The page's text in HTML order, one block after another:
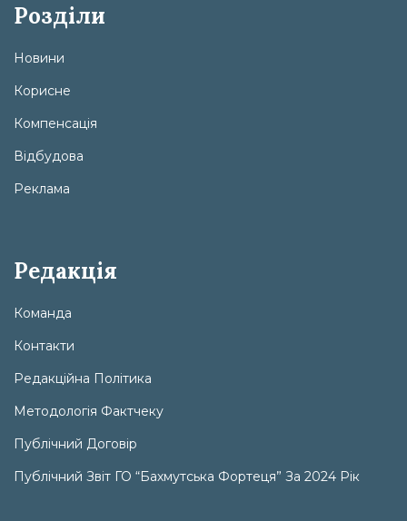
Розділи
Новини
Корисне
Компенсація
Відбудова
Реклама
Редакція
Команда
Контакти
Редакційна Політика
Методологія Фактчеку
Публічний Договір
Публічний Звіт ГО “Бахмутська Фортеця” За 2024 Рік